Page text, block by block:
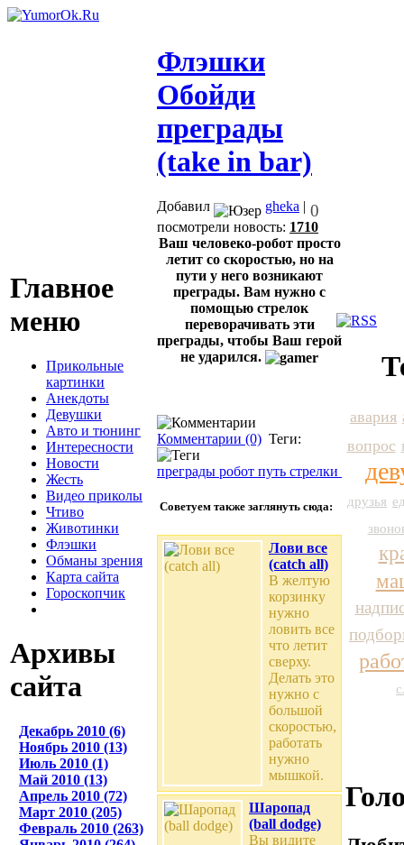
Главное
меню
Прикольные
картинки
Анекдоты
Девушки
Авто и тюнинг
Интересности
Новости
Жесть
Видео приколы
Чтиво
Животинки
Флэшки
Обманы зрения
Карта сайта
Гороскопчик
Архивы
сайта
Декабрь 2010 (6)
Ноябрь 2010 (13)
Июль 2010 (1)
Май 2010 (13)
Апрель 2010 (72)
Март 2010 (205)
Февраль 2010 (263)
Флэшки
Обойди
преграды
(take in bar)
0
Добавил gheka |
посмотрели новость: 1710
Ваш человеко-робот просто
летит со скоростью, но на
пути у него возникают
преграды. Вам нужно с
помощью стрелок
переворачивать эти
преграды, чтобы Ваш герой
не ударился.
Комментарии (0) Теги:
преграды робот путь стрелки
Советуем также заглянуть сюда:
Лови все
(catch all)
В желтую
корзинку
нужно
ловить все
что летит
сверху.
Делать это
нужно с
большой
скоростью,
работать
нужно
мышкой.
Шаропад
(ball dodge)
Вы видите
авария
вопрос
друзья